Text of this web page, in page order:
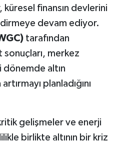
finansın devlerini
devam ediyor.
tarafından
sonuçları, merkez
dönemde altın
planladığını
gelişmeler ve enerji
birlikte altının bir kriz